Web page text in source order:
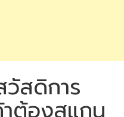
วัสดิการ
ต้องสแกน